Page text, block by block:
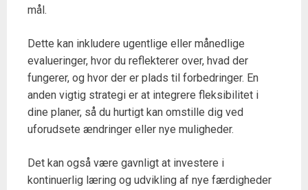
mål.
Dette kan inkludere ugentlige eller månedlige
evalueringer, hvor du reflekterer over, hvad der
fungerer, og hvor der er plads til forbedringer. En
anden vigtig strategi er at integrere fleksibilitet i
dine planer, så du hurtigt kan omstille dig ved
uforudsete ændringer eller nye muligheder.
Det kan også være gavnligt at investere i
kontinuerlig læring og udvikling af nye færdigheder